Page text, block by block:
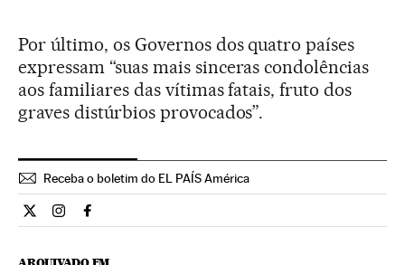
Por último, os Governos dos quatro países
expressam “suas mais sinceras condolências
aos familiares das vítimas fatais, fruto dos
graves distúrbios provocados”.
Receba o boletim do EL PAÍS América
Internacional El País Brasil en Twitter
Internacional El País Brasil en Instagram
Internacional El País Brasil en Facebook